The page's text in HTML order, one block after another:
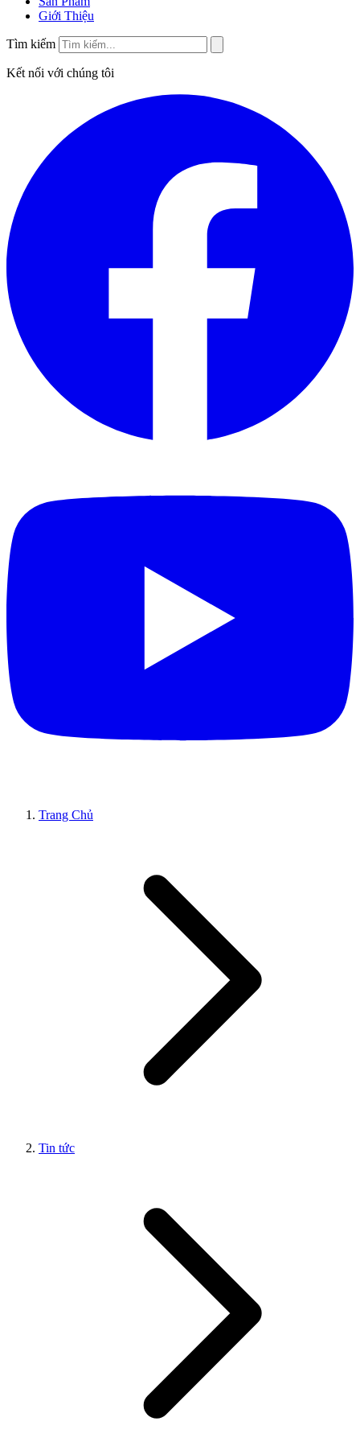
Giới Thiệu
Tìm kiếm
Kết nối với chúng tôi
Trang Chủ
Tin tức